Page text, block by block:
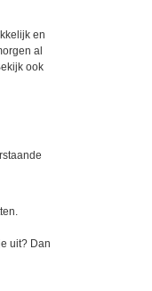
en
al
ook
uit? Dan